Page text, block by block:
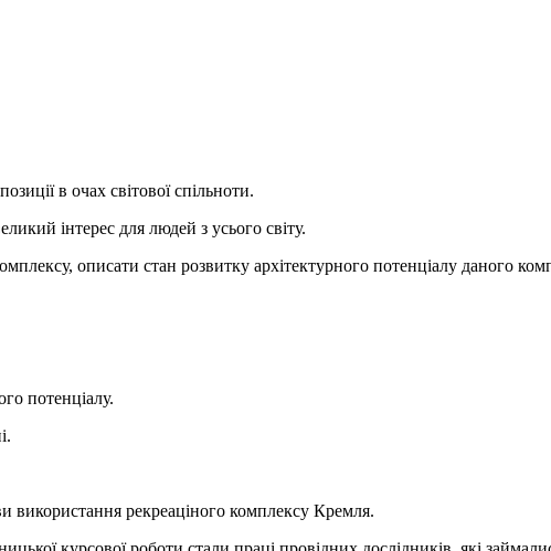
в очах світової спільноти.
інтерес для людей з усього світу.
описати стан розвитку архітектурного потенціалу даного
потенціалу.
використання рекреаціного комплексу Кремля.